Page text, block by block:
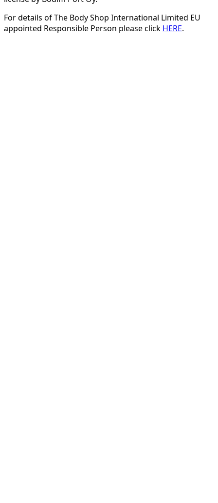
For details of The Body Shop International Limited EU
appointed Responsible Person please click HERE.